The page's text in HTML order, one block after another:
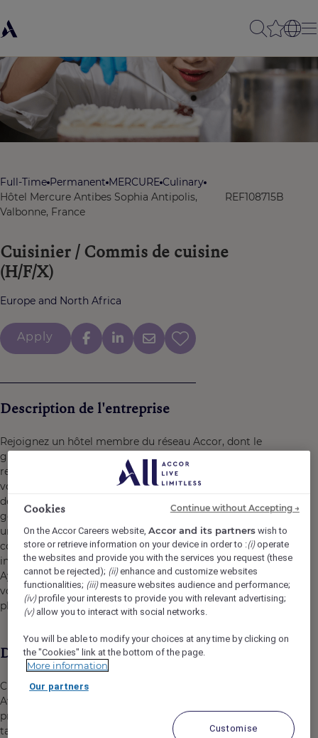
Full-Time Permanent MERCURE Culinary
Hôtel Mercure Antibes Sophia Antipolis,
Valbonne, France
REF108715B
Cuisinier / Commis de cuisine
(H/F/X)
Europe and North Africa
Apply
Description de l'entreprise
Rejoignez un hôtel membre du réseau Accor, dont le
groupe réunit plus de 45 marques, 5 500 hôtels, 10 000
restaurants et destinations lifestyle. Ici, nous croyons en
vous et en ce que vous apportez. Les opportunités de
développement et d'évolution sont nombreuses. Chaque
geste, chaque sourire, chaque action, contribuent à créer
un impact positif et mémorable pour nos clients, nos
collègues et aussi pour notre planète. Ensemble, nous
incarnons la vision de l’hospitalité responsable.
Ayez l’opportunité de devenir un Heartist®, et laissez
votre coeur vous guider dans ce monde où la vie bat
plus fort.
Description du poste
Cuisinier / Commis de cuisine (H/F)
Avez-vous une appétance pour une évolution
professionnelle ? Etes-vous prêt à faire évoluer vos
talents culinaires à un niveau international ? Amenez
Cookies
On the Accor Careers website,Accor and its partners wish to
store or retrieve information on your device in order to :(i)operate
the websites and provide you with the services you request (these
cannot be rejected); (ii)enhance and customize websites
functionalities; (iii)measure websites audience and performance;
(iv)profile your interests to provide you with relevant advertising;
(v)allow you to interact with social networks.
You will be able to modify your choices at any time by clicking on
the "Cookies" link at the bottom of the page.
More information
Our partners
Customise
Continue without Accepting →